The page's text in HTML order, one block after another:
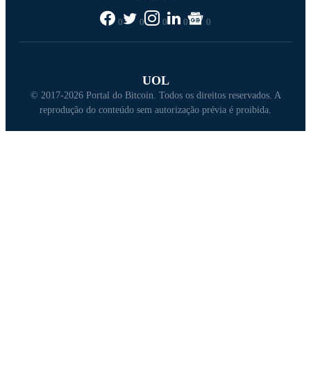
0 0 0 0 0
UOL
© 2017-2026 Portal do Bitcoin. Todos os direitos reservados. A
reprodução do conteúdo sem autorização prévia é proibida.